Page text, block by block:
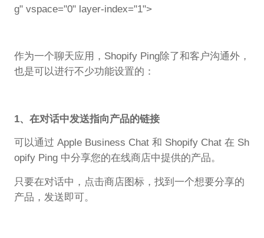
g" vspace="0" layer-index="1">
作为一个聊天应用，Shopify Ping除了和客户沟通外，
也是可以进行不少功能设置的：
1、在对话中发送指向产品的链接
可以通过 Apple Business Chat 和 Shopify Chat 在 Sh
opify Ping 中分享您的在线商店中提供的产品。
只要在对话中，点击商店图标，找到一个想要分享的
产品，发送即可。